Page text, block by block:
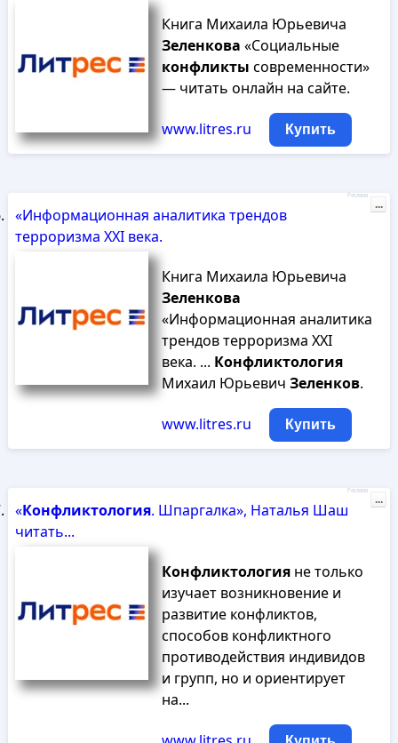
Книга Михаила Юрьевича
Зеленкова «Социальные
конфликты современности»
— читать онлайн на сайте.
www.litres.ru Купить
«Информационная аналитика трендов
терроризма XXI века.
Книга Михаила Юрьевича
Зеленкова
«Информационная аналитика
трендов терроризма XXI
века. ... Конфликтология
Михаил Юрьевич Зеленков.
www.litres.ru Купить
Реклама
...
«Конфликтология. Шпаргалка», Наталья Шаш
читать...
Конфликтологияне только
изучает возникновение и
развитие конфликтов,
способов конфликтного
противодействия индивидов
и групп, но и ориентирует
на...
Реклама
...